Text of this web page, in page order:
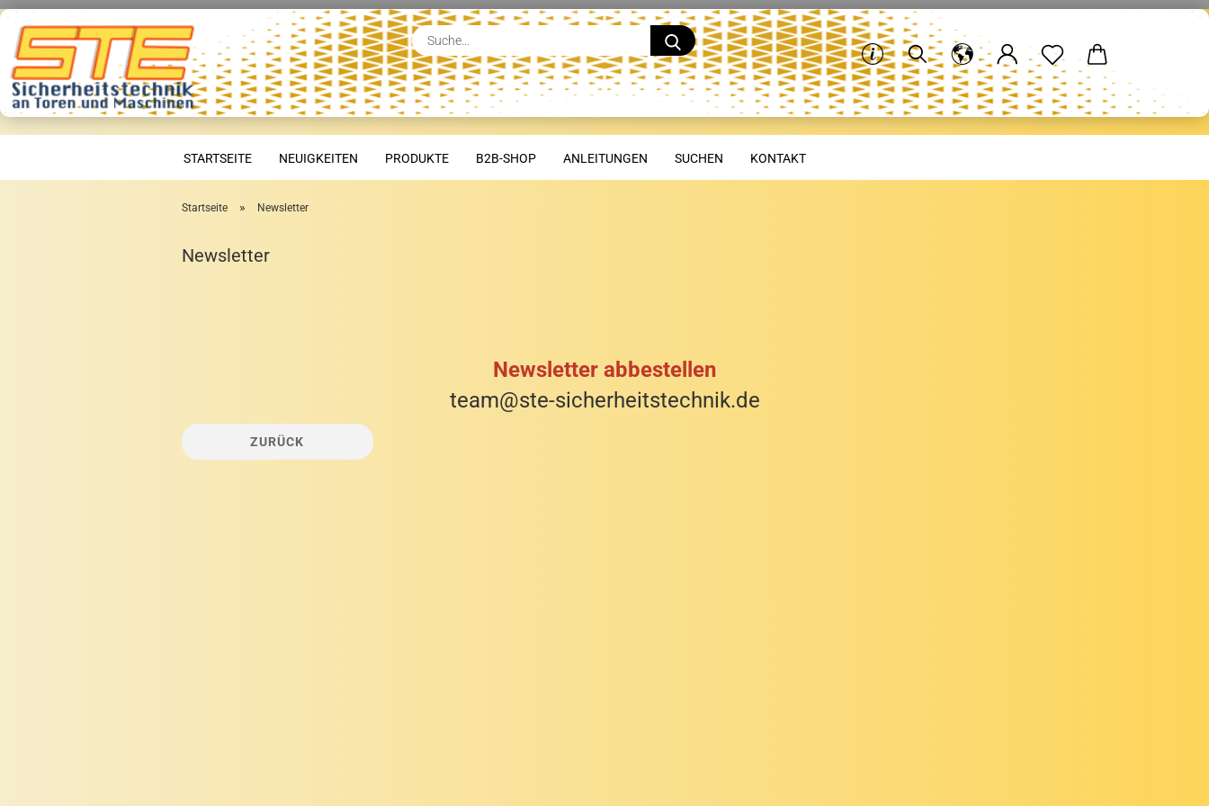
Suche...
STARTSEITE NEUIGKEITEN PRODUKTE B2B-SHOP ANLEITUNGEN SUCHEN KONTAKT
Startseite » Newsletter
Newsletter
Newsletter abbestellen
team@ste-sicherheitstechnik.de
ZURÜCK